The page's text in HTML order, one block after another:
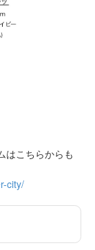
はこちらからも
city/